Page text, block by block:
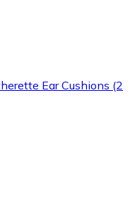
Ear Cushions (2